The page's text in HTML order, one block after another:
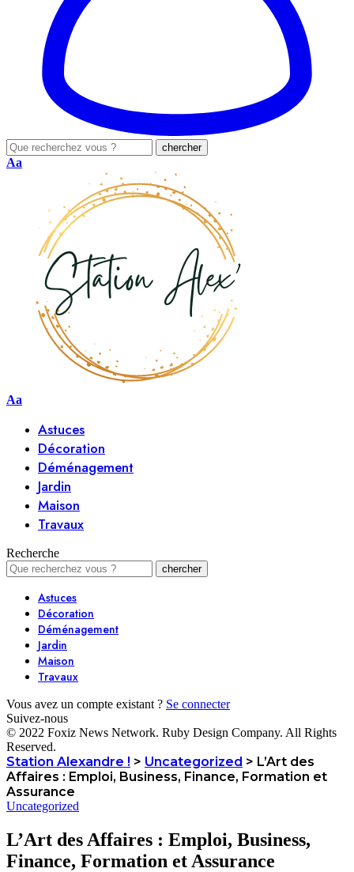
Aa
Aa
Astuces
Décoration
Déménagement
Jardin
Maison
Travaux
Recherche
Astuces
Décoration
Déménagement
Jardin
Maison
Travaux
Vous avez un compte existant ? Se connecter
Suivez-nous
© 2022 Foxiz News Network. Ruby Design Company. All Rights
Reserved.
Station Alexandre ! > Uncategorized > L’Art des
Affaires : Emploi, Business, Finance, Formation et
Assurance
Uncategorized
L’Art des Affaires : Emploi, Business,
Finance, Formation et Assurance